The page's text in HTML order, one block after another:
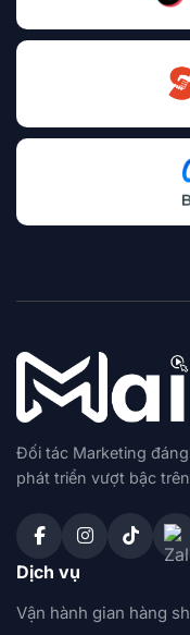
Đối tác Marketing
phát triển vượt bậc
Dịch vụ
Vận hành gian hàng